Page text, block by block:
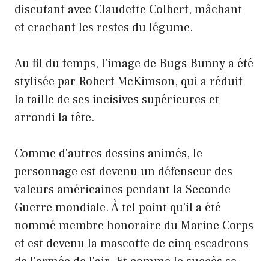
discutant avec Claudette Colbert, mâchant
et crachant les restes du légume.
Au fil du temps, l'image de Bugs Bunny a été
stylisée par Robert McKimson, qui a réduit
la taille de ses incisives supérieures et
arrondi la tête.
Comme d'autres dessins animés, le
personnage est devenu un défenseur des
valeurs américaines pendant la Seconde
Guerre mondiale. À tel point qu'il a été
nommé membre honoraire du Marine Corps
et est devenu la mascotte de cinq escadrons